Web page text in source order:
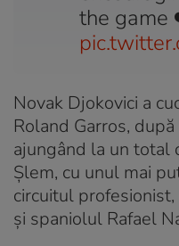
the
Novak Djokovici a
Roland Garros,
ajungând la un total
Şlem, cu unul mai
circuitul
şi spaniolul Rafael